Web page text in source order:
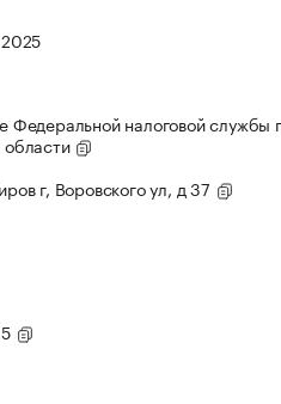
Федеральной налоговой службы
г, Воровского ул, д 37